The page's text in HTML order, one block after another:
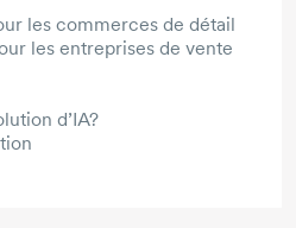
les commerces de détail
les entreprises de vente
d’IA?